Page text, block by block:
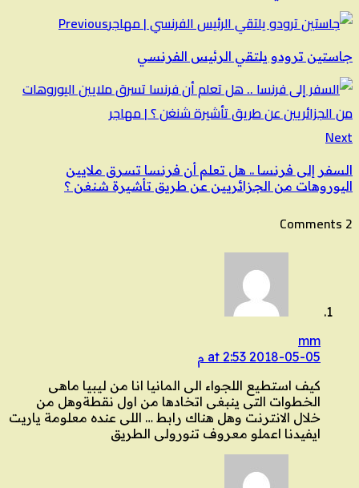
Previous
جاستين ترودو يلتقي الرئيس الفرنسي
Next
السفر إلى فرنسا .. هل تعلم أن فرنسا تسرق ملايين
اليوروهات من الجزائريين عن طريق تأشيرة شنغن ؟
2 Comments
mm
2018-05-05 at 2:53 م
كيف استطيع اللجواء الى المانيا انا من ليبيا ماهى
الخطوات التى ينبغى اتخادها من اول نقطةوهل من
خلال الانترنت وهل هناك رابط … اللى عنده معلومة ياريت
ايفيدنا اعملو معروف تنورولى الطريق